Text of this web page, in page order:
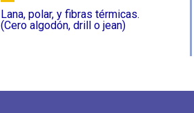
Lana, polar, y fibras térmicas.
(Cero algodón, drill o jean)